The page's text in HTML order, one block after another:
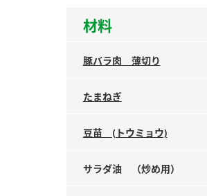
材料
豚バラ肉 薄切り
たまねぎ
豆苗 (トウミョウ)
サラダ油 （炒め用）